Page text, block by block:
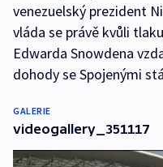
venezuelský prezident
vláda se právě kvůli
Edwarda Snowdena
dohody se Spojenými
GALERIE
videogallery_351117